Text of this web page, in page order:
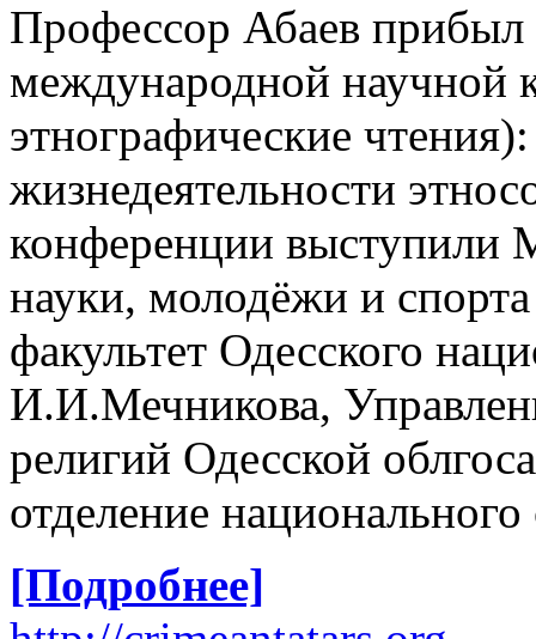
Профессор Абаев прибыл
международной научной
этнографические
жизнедеятельности
конференции выступили
науки, молодёжи и
факультет Одесского
И.И.Мечникова,
религий Одесской
отделение
[Подробнее]